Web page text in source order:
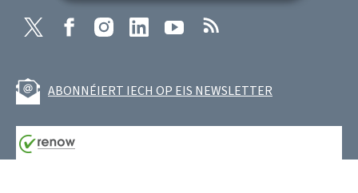
Twitter FacebookInstagramLinkedIn Youtube
ABONNÉIERT IECH OP EIS NEWSLETTER